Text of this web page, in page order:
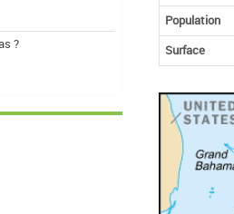
?
Population
Surface